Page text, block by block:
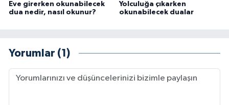
Eve girerken okunabilecek
dua nedir, nasıl okunur?
Yolculuğa çıkarken
okunabilecek dualar
Yorumlar (1)